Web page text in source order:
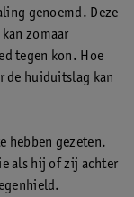
genoemd. Deze
zomaar
tegen kon. Hoe
de huiduitslag kan
hebben gezeten.
als hij of zij achter